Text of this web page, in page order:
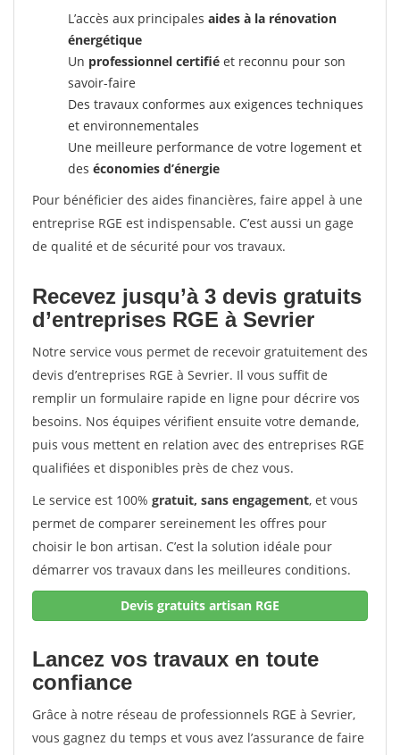
L’accès aux principales aides à la rénovation
énergétique
Un professionnel certifié et reconnu pour son
savoir-faire
Des travaux conformes aux exigences techniques
et environnementales
Une meilleure performance de votre logement et
des économies d’énergie
Pour bénéficier des aides financières, faire appel à une
entreprise RGE est indispensable. C’est aussi un gage
de qualité et de sécurité pour vos travaux.
Recevez jusqu’à 3 devis gratuits
d’entreprises RGE à Sevrier
Notre service vous permet de recevoir gratuitement des
devis d’entreprises RGE à Sevrier. Il vous suffit de
remplir un formulaire rapide en ligne pour décrire vos
besoins. Nos équipes vérifient ensuite votre demande,
puis vous mettent en relation avec des entreprises RGE
qualifiées et disponibles près de chez vous.
Le service est 100% gratuit, sans engagement, et vous
permet de comparer sereinement les offres pour
choisir le bon artisan. C’est la solution idéale pour
démarrer vos travaux dans les meilleures conditions.
Devis gratuits artisan RGE
Lancez vos travaux en toute
confiance
Grâce à notre réseau de professionnels RGE à Sevrier,
vous gagnez du temps et vous avez l’assurance de faire